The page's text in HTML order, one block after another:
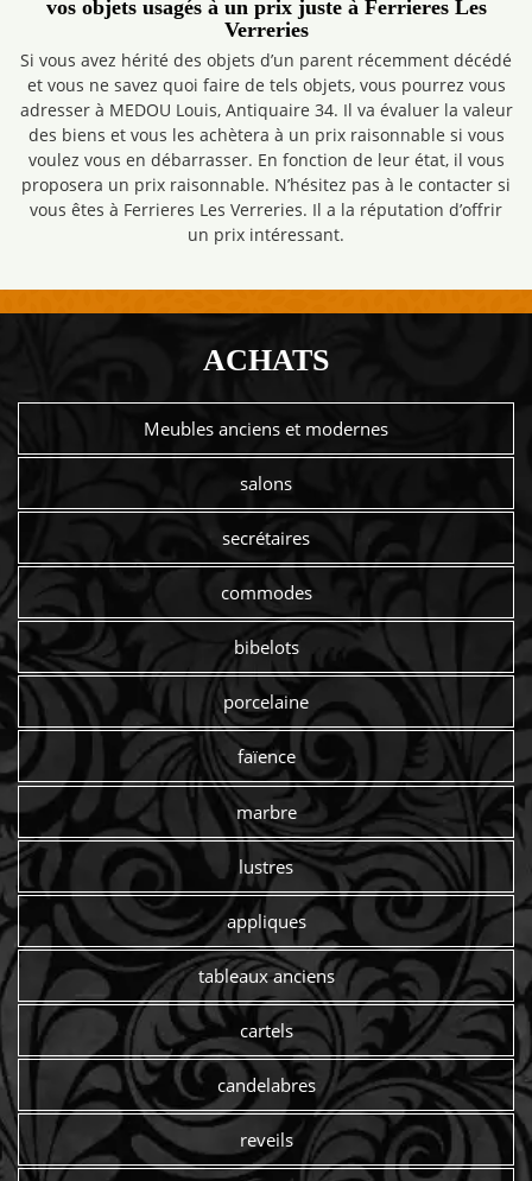
vos objets usagés à un prix juste à Ferrieres Les
Verreries
Si vous avez hérité des objets d’un parent récemment décédé
et vous ne savez quoi faire de tels objets, vous pourrez vous
adresser à MEDOU Louis, Antiquaire 34. Il va évaluer la valeur
des biens et vous les achètera à un prix raisonnable si vous
voulez vous en débarrasser. En fonction de leur état, il vous
proposera un prix raisonnable. N’hésitez pas à le contacter si
vous êtes à Ferrieres Les Verreries. Il a la réputation d’offrir
un prix intéressant.
ACHATS
Meubles anciens et modernes
salons
secrétaires
commodes
bibelots
porcelaine
faïence
marbre
lustres
appliques
tableaux anciens
cartels
candelabres
reveils